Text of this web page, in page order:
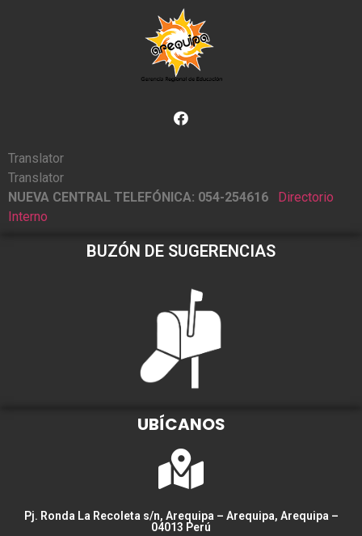
Translator
Translator
NUEVA CENTRAL TELEFÓNICA: 054-254616
Directorio
Interno
BUZÓN DE SUGERENCIAS
UBÍCANOS
Pj. Ronda La Recoleta s/n, Arequipa – Arequipa, Arequipa –
04013 Perú